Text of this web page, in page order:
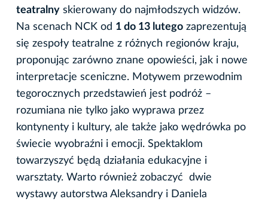
teatralny skierowany do najmłodszych widzów.
Na scenach NCK od 1 do 13 lutego zaprezentują
się zespoły teatralne z różnych regionów kraju,
proponując zarówno znane opowieści, jak i nowe
interpretacje sceniczne. Motywem przewodnim
tegorocznych przedstawień jest podróż –
rozumiana nie tylko jako wyprawa przez
kontynenty i kultury, ale także jako wędrówka po
świecie wyobraźni i emocji. Spektaklom
towarzyszyć będą działania edukacyjne i
warsztaty. Warto również zobaczyć dwie
wystawy autorstwa Aleksandry i Daniela